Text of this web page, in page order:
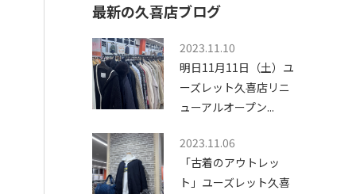
最新の久喜店ブログ
2023.11.10
明日11月11日（土）ユ
ーズレット久喜店リニ
ューアルオープン...
2023.11.06
「古着のアウトレッ
ト」ユーズレット久喜